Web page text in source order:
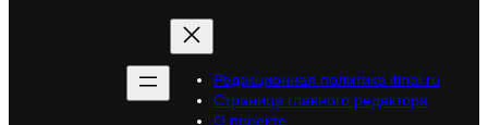
Редакционная политика itinai.ru
Страница главного редактора
О проекте